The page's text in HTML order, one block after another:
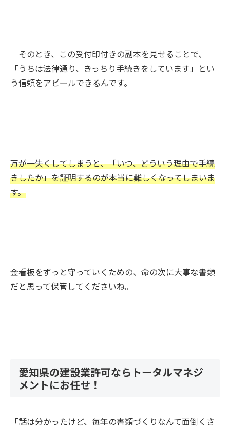
そのとき、この受付印付きの副本を見せることで、
「うちは法律通り、きっちり手続きをしています」とい
う信頼をアピールできるんです。
万が一失くしてしまうと、「いつ、どういう理由で手続
きしたか」を証明するのが本当に難しくなってしまいま
す。
金看板をずっと守っていくための、命の次に大事な書類
だと思って保管してくださいね。
愛知県の建設業許可ならトータルマネジ
メントにお任せ！
「話は分かったけど、毎年の書類づくりなんて面倒くさ